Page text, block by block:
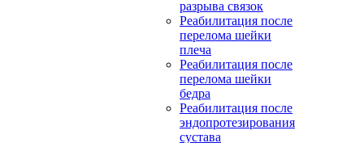
разрыва связок
Реабилитация после
перелома шейки
плеча
Реабилитация после
перелома шейки
бедра
Реабилитация после
эндопротезирования
сустава